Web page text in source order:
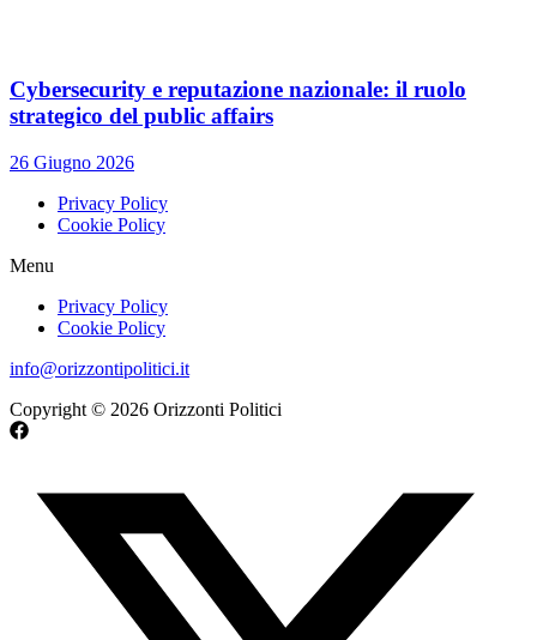
Cybersecurity e reputazione nazionale: il ruolo
strategico del public affairs
26 Giugno 2026
Privacy Policy
Cookie Policy
Menu
Privacy Policy
Cookie Policy
info@orizzontipolitici.it
Copyright © 2026 Orizzonti Politici